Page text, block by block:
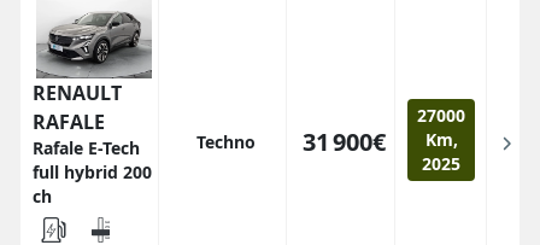
RENAULT
RAFALE
Rafale E-Tech
full hybrid 200
ch
Techno 31 900€
27000
Km,
2025